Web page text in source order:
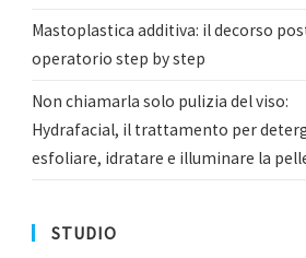
Mastoplastica additiva: il decorso
operatorio step by step
Non chiamarla solo pulizia del viso:
Hydrafacial, il trattamento per
esfoliare, idratare e illuminare la
STUDIO